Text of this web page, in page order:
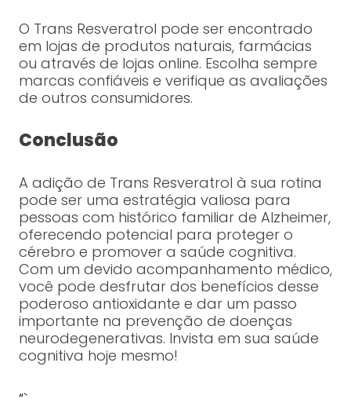
O Trans Resveratrol pode ser encontrado
em lojas de produtos naturais, farmácias
ou através de lojas online. Escolha sempre
marcas confiáveis e verifique as avaliações
de outros consumidores.
Conclusão
A adição de Trans Resveratrol à sua rotina
pode ser uma estratégia valiosa para
pessoas com histórico familiar de Alzheimer,
oferecendo potencial para proteger o
cérebro e promover a saúde cognitiva.
Com um devido acompanhamento médico,
você pode desfrutar dos benefícios desse
poderoso antioxidante e dar um passo
importante na prevenção de doenças
neurodegenerativas. Invista em sua saúde
cognitiva hoje mesmo!
“`